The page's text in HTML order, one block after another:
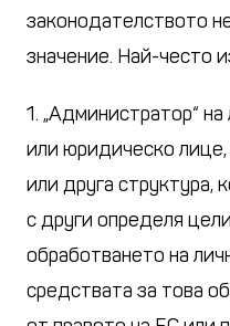
законодателството
значение. Най-често
1. „Администратор“
или юридическо лице,
или друга структура,
с други определя
обработването на
средствата за това